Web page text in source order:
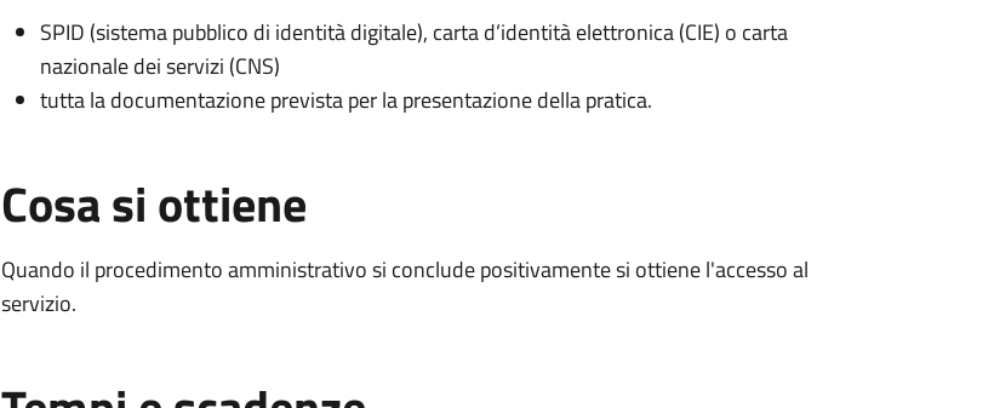
SPID (sistema pubblico di identità digitale), carta d’identità elettronica (CIE) o carta
nazionale dei servizi (CNS)
tutta la documentazione prevista per la presentazione della pratica.
Cosa si ottiene
Quando il procedimento amministrativo si conclude positivamente si ottiene l'accesso al
servizio.